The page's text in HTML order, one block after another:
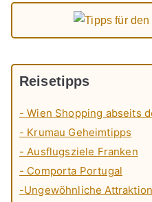
Reisetipps
- Wien Shopping abseits
- Krumau Geheimtipps
- Ausflugsziele Franken
- Comporta Portugal
-Ungewöhnliche